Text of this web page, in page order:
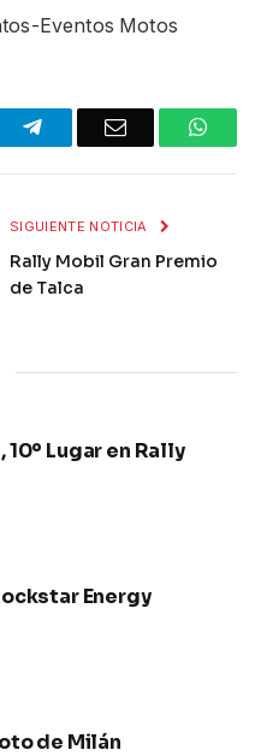
Eventos Motos
TelegramEmail
SIGUIENTE NOTICIA
Rally Mobil Gran Premio
de Talca
Lugar en Rally
Energy
de Milán